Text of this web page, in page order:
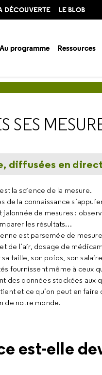
DÉCOUVERTE LE BLOB
Au programme Ressources
SES
diffusées en
la science de la mesure.
de la connaissance
jalonnée de mesures :
les résultats…
est parsemée de
de l’air, dosage de
taille, son poids, son
fournissent même à ceux
des données stockées aux
et ce qu’on peut en
de notre monde.
est-elle